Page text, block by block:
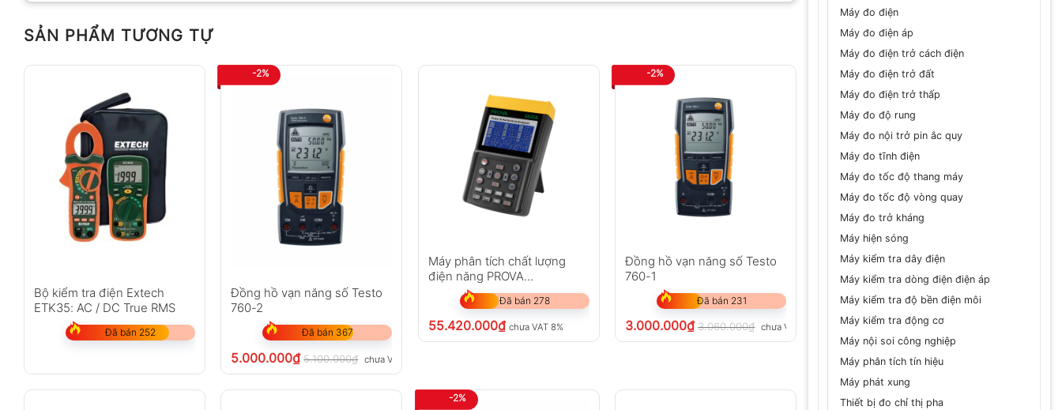
Máy đo điện
Máy đo điện áp
Máy đo điện trở cách điện
Máy đo điện trở đất
Máy đo điện trở thấp
Máy đo độ rung
Máy đo nội trở pin ắc quy
Máy đo tĩnh điện
Máy đo tốc độ thang máy
Máy đo tốc độ vòng quay
Máy đo trở kháng
Máy hiện sóng
Máy kiểm tra dây điện
Máy kiểm tra dòng điện điện áp
Máy kiểm tra độ bền điện môi
Máy kiểm tra động cơ
Máy nội soi công nghiệp
Máy phân tích tín hiệu
Máy phát xung
Thiết bị đo chỉ thị pha
SẢN PHẨM TƯƠNG TỰ
Bộ kiểm tra điện Extech
ETK35: AC / DC True RMS
Đã bán 252
-2%
Đồng hồ vạn năng số Testo
760-2
Đã bán 367
5.000.000₫ 5.100.000₫ chưa VAT 8%
Máy phân tích chất lượng
điện năng PROVA
6830A+3006 (6000A)
Đã bán 278
55.420.000₫ chưa VAT 8%
-2%
Đồng hồ vạn năng số Testo
760-1
Đã bán 231
3.000.000₫ 3.060.000₫ chưa VAT 8%
-2%